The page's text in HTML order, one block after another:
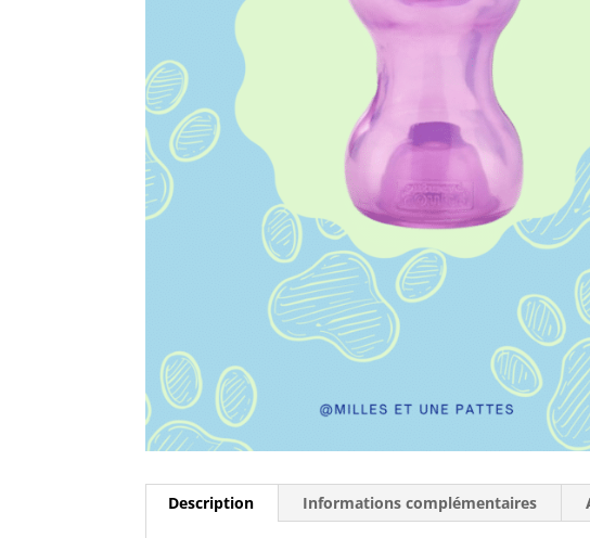
Description Informations complémentaires